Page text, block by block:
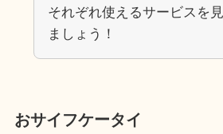
それぞれ使えるサービスを
ましょう！
おサイフケータイ